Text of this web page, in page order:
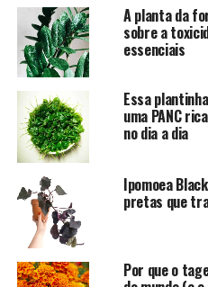
A planta da
sobre a
essenciais
Essa
uma PANC
no dia a dia
Ipomoea
pretas que
Por que o